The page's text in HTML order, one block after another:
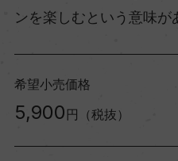
ンを楽しむという意味が
希望小売価格
5,900 円（税抜）